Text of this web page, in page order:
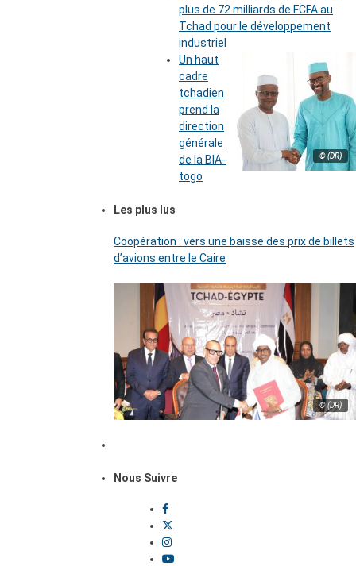
plus de 72 milliards de FCFA au
Tchad pour le développement
industriel
© (DR)
Un haut
cadre
tchadien
prend la
direction
générale
de la BIA-
togo
Les plus lus
Coopération : vers une baisse des prix de billets
d’avions entre le Caire
© (DR)
Nous Suivre